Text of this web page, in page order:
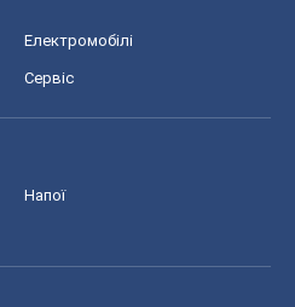
Електромобілі
Сервіс
Напої